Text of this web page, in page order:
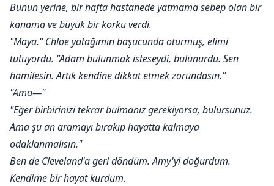
Bunun yerine, bir hafta hastanede yatmama sebep olan bir
kanama ve büyük bir korku verdi.
"Maya." Chloe yatağımın başucunda oturmuş, elimi
tutuyordu. "Adam bulunmak isteseydi, bulunurdu. Sen
hamilesin. Artık kendine dikkat etmek zorundasın."
"Ama—"
"Eğer birbirinizi tekrar bulmanız gerekiyorsa, bulursunuz.
Ama şu an aramayı bırakıp hayatta kalmaya
odaklanmalısın."
Ben de Cleveland'a geri döndüm. Amy'yi doğurdum.
Kendime bir hayat kurdum.